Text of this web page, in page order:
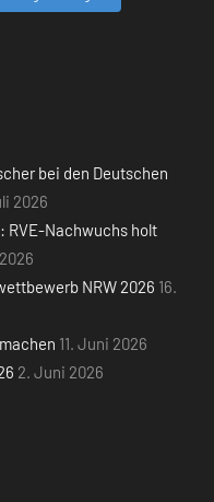
bei den Deutschen
2026
RVE-Nachwuchs holt
NRW 2026 16.
11. Juni 2026
2. Juni 2026